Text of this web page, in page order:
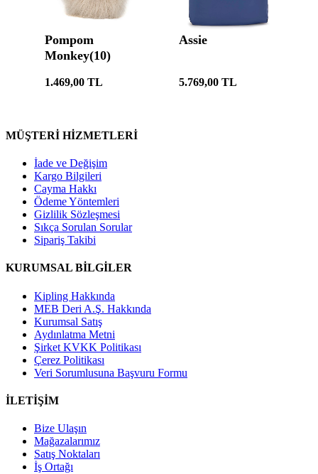
MÜŞTERİ HİZMETLERİ
İade ve Değişim
Kargo Bilgileri
Cayma Hakkı
Ödeme Yöntemleri
Gizlilik Sözleşmesi
Sıkça Sorulan Sorular
Sipariş Takibi
KURUMSAL BİLGİLER
Kipling Hakkında
MEB Deri A.Ş. Hakkında
Kurumsal Satış
Aydınlatma Metni
Şirket KVKK Politikası
Çerez Politikası
Veri Sorumlusuna Başvuru Formu
İLETİŞİM
Bize Ulaşın
Mağazalarımız
Satış Noktaları
İş Ortağı